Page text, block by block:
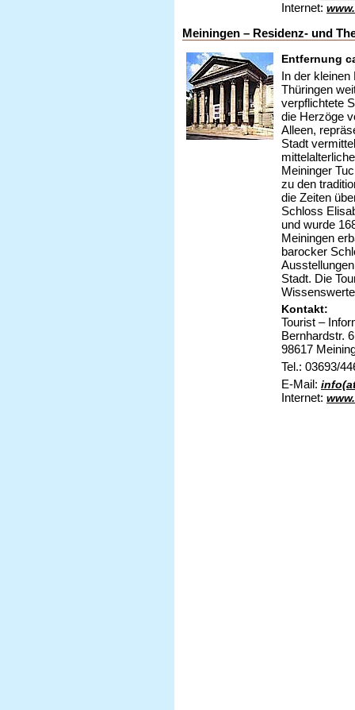
Internet:
Meiningen – Residenz- und
Entfernung
In der
Thüringen
verpflichtete
die Herzöge
Alleen,
Stadt
Meininger
zu den
die Zeiten
Schloss
und wurde
Meiningen
barocker
Stadt. Die
Kontakt:
Tourist –
Bernhardstr. 6
98617
Tel.: 03693/
E-Mail:
Internet: